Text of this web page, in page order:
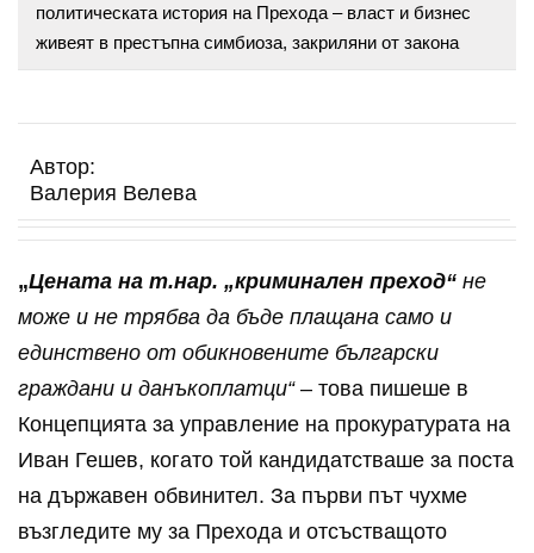
политическата история на Прехода – власт и бизнес
живеят в престъпна симбиоза, закриляни от закона
Автор:
Валерия Велева
„Цената на т.нар. „криминален преход“ не
може и не трябва да бъде плащана само и
единствено от обикновените български
граждани и данъкоплатци“ – това пишеше в
Концепцията за управление на прокуратурата на
Иван Гешев, когато той кандидатстваше за поста
на държавен обвинител. За първи път чухме
възгледите му за Прехода и отсъстващото